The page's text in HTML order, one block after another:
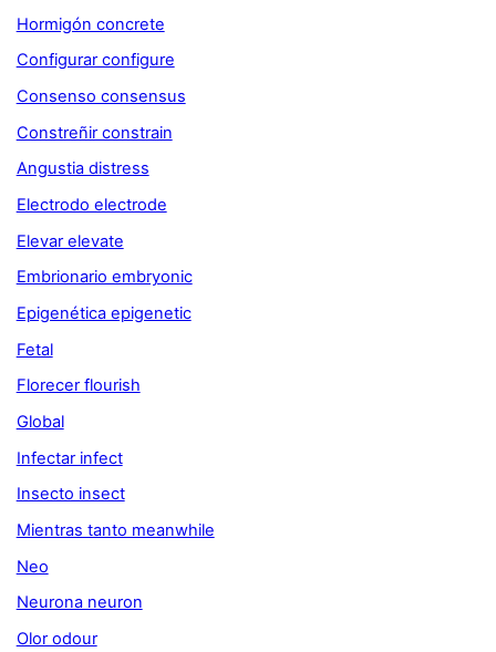
Hormigón concrete
Configurar configure
Consenso consensus
Constreñir constrain
Angustia distress
Electrodo electrode
Elevar elevate
Embrionario embryonic
Epigenética epigenetic
Fetal
Florecer flourish
Global
Infectar infect
Insecto insect
Mientras tanto meanwhile
Neo
Neurona neuron
Olor odour